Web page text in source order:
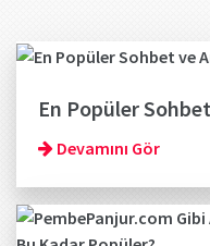
En Popüler
Devamını Gör